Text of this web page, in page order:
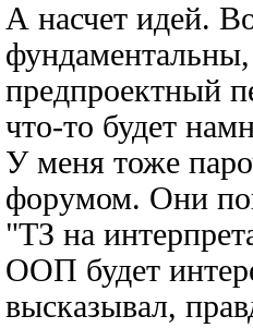
А насчет идей.
предпроектный
что-то будет
У меня тоже
форумом. Они
"ТЗ на
ООП будет
высказывал,